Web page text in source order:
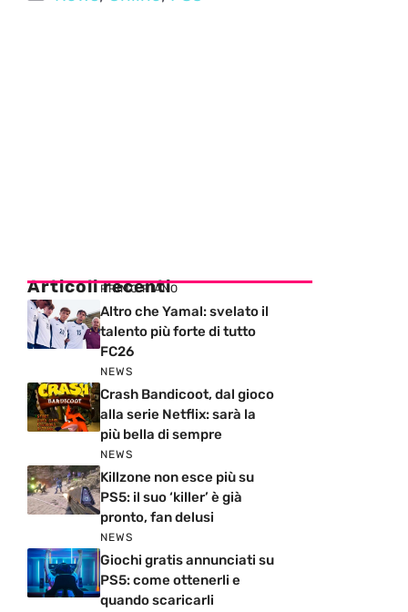
Articoli recenti
PRIMO PIANO
Altro che Yamal: svelato il
talento più forte di tutto
FC26
NEWS
Crash Bandicoot, dal gioco
alla serie Netflix: sarà la
più bella di sempre
NEWS
Killzone non esce più su
PS5: il suo ‘killer’ è già
pronto, fan delusi
NEWS
Giochi gratis annunciati su
PS5: come ottenerli e
quando scaricarli